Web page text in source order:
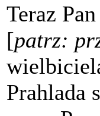
Teraz
[patrz:
Prahlada